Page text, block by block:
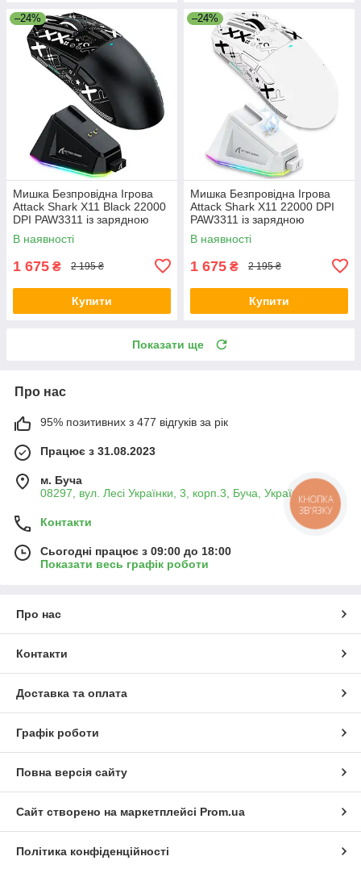
–24%
Мишка Безпровідна Ігрова
Attack Shark X11 Black 22000
DPI PAW3311 із зарядною
догстанцією RGB підсвіткою
Чорна
В наявності
1 675 ₴ 2 195 ₴
Купити
–24%
Мишка Безпровідна Ігрова
Attack Shark X11 22000 DPI
PAW3311 із зарядною
догстанцією RGB підсвіткою
Біла
В наявності
1 675 ₴ 2 195 ₴
Купити
Показати ще
Про нас
95% позитивних з 477 відгуків за рік
Працює з 31.08.2023
м. Буча
08297, вул. Лесі Українки, 3, корп.3, Буча, Україна
Контакти
Сьогодні працює з 09:00 до 18:00
Показати весь графік роботи
Про нас
Контакти
Доставка та оплата
Графік роботи
Повна версія сайту
Сайт створено на маркетплейсі Prom.ua
Політика конфіденційності
КНОПКА
ЗВ'ЯЗКУ